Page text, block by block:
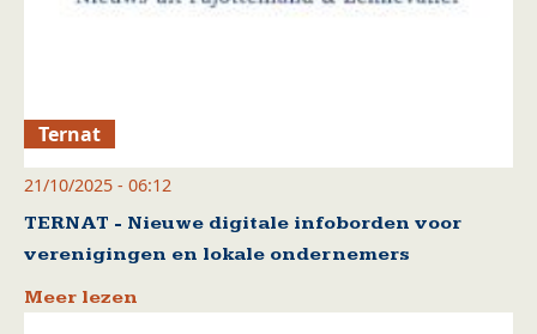
Ternat
21/10/2025 - 06:12
TERNAT - Nieuwe digitale infoborden voor
verenigingen en lokale ondernemers
Meer lezen